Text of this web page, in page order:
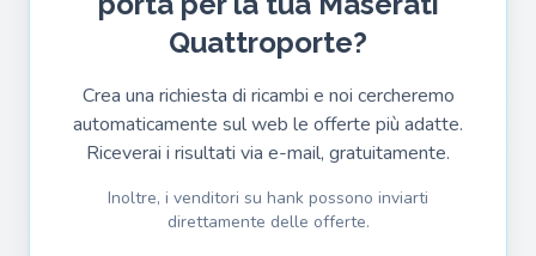
Quattroporte?
Crea una richiesta di ricambi e noi cercheremo
automaticamente sul web le offerte più adatte.
Riceverai i risultati via e-mail, gratuitamente.
Inoltre, i venditori su hank possono inviarti
direttamente delle offerte.